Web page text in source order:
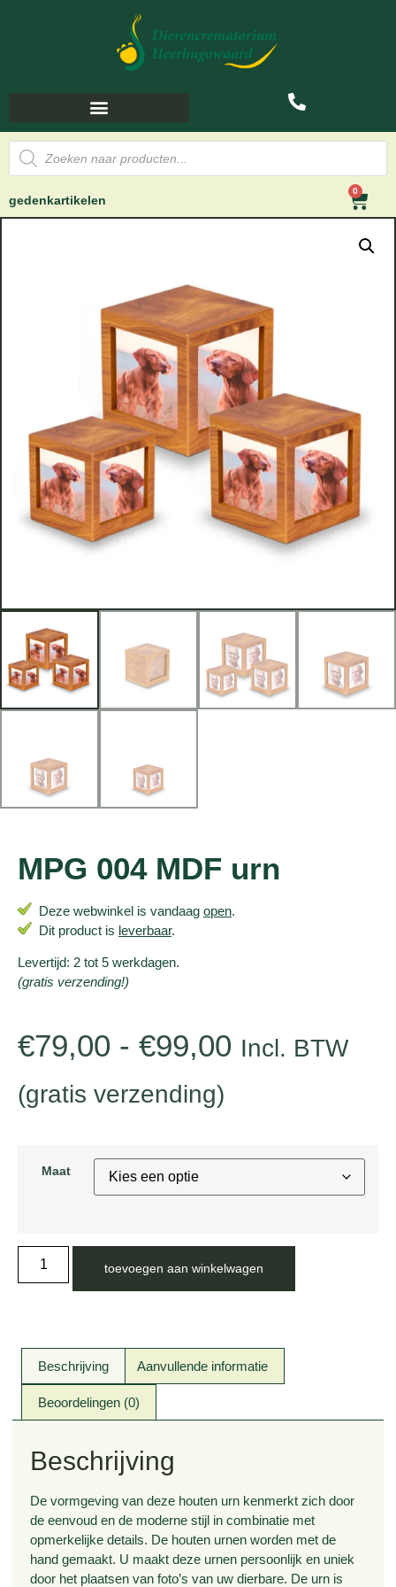
gedenkartikelen
0
MPG 004 MDF urn
Deze webwinkel is vandaag open.
Dit product is leverbaar.
Levertijd: 2 tot 5 werkdagen.
(gratis verzending!)
€79,00 - €99,00 Incl. BTW
(gratis verzending)
Maat
toevoegen aan winkelwagen
Beschrijving Aanvullende informatie
Beoordelingen (0)
Beschrijving
De vormgeving van deze houten urn kenmerkt zich door
de eenvoud en de moderne stijl in combinatie met
opmerkelijke details. De houten urnen worden met de
hand gemaakt. U maakt deze urnen persoonlijk en uniek
door het plaatsen van foto’s van uw dierbare. De urn is